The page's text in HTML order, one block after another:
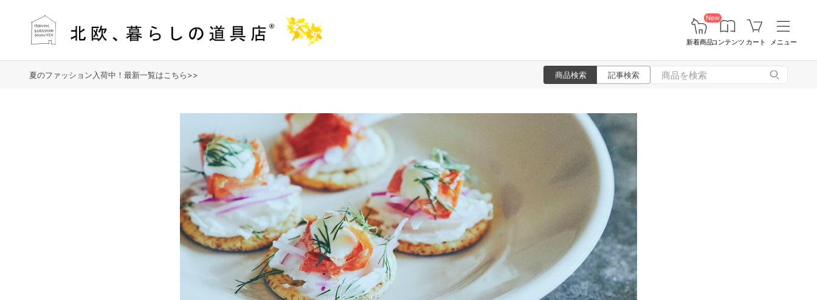
New
新着商品コンテンツ カート メニュー
夏のファッション入荷中！最新一覧はこちら>> 商品検索 記事検索